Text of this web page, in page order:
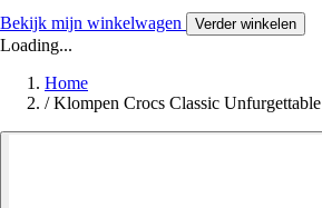
Bekijk mijn winkelwagen Verder winkelen
Loading...
Home
/ Klompen Crocs Classic Unfurgettable